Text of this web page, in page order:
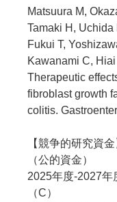
Matsuura M,
Tamaki H, Uchida
Fukui T,
Kawanami C, Hiai
Therapeutic
fibroblast growth
colitis.
【競争的研究資金
（公的資金）
2025年度-2027
（C）